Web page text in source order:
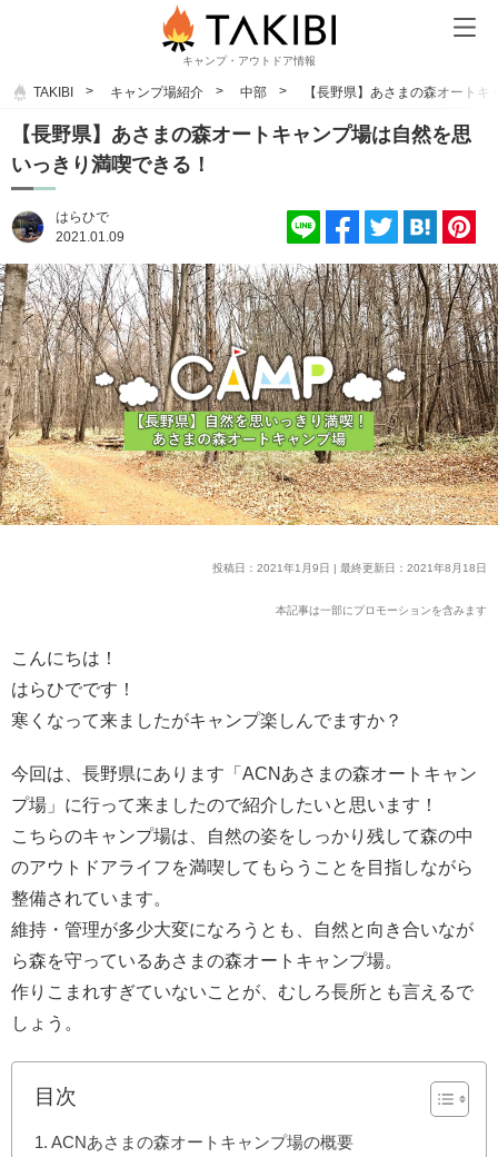
キャンプ・アウトドア情報
TAKIBI キャンプ場紹介 中部 【長野県】あさまの森オート
【長野県】あさまの森オートキャンプ場は自然を思
いっきり満喫できる！
はらひで
2021.01.09
投稿日：2021年1月9日 | 最終更新日：2021年8月18日
本記事は一部にプロモーションを含みます
こんにちは！
はらひでです！
寒くなって来ましたがキャンプ楽しんでますか？
今回は、長野県にあります「ACNあさまの森オートキャン
プ場」に行って来ましたので紹介したいと思います！
こちらのキャンプ場は、自然の姿をしっかり残して森の中
のアウトドアライフを満喫してもらうことを目指しながら
整備されています。
維持・管理が多少大変になろうとも、自然と向き合いなが
ら森を守っているあさまの森オートキャンプ場。
作りこまれすぎていないことが、むしろ長所とも言えるで
しょう。
目次
ACNあさまの森オートキャンプ場の概要